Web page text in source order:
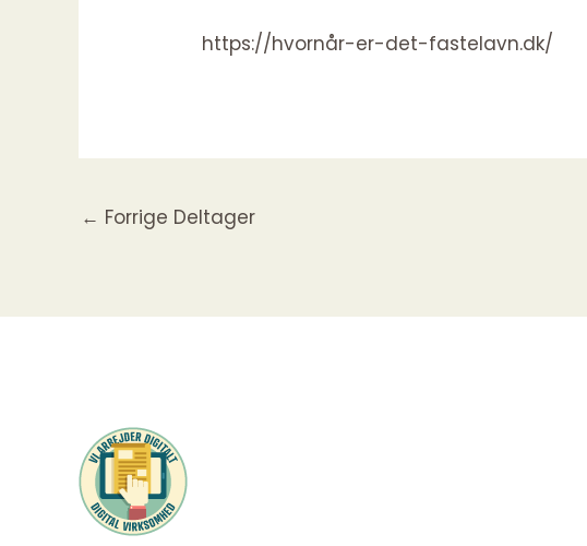
https://hvornår-er-det-fastelavn.dk/
← Forrige Deltager